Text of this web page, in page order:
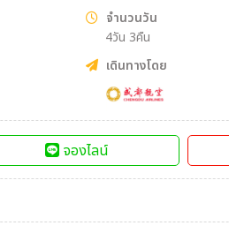
จำนวนวัน
4วัน 3คืน
เดินทางโดย
จองไลน์